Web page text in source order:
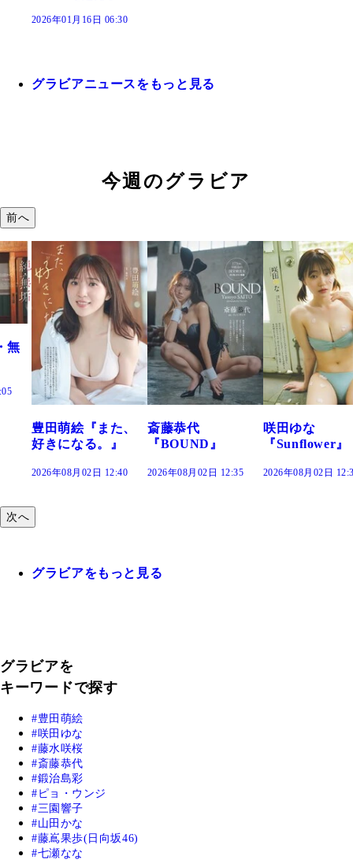
2026年01月16日 06:30
グラビアニュースをもっと見る
今週のグラビア
前へ
斎藤恭代
『BOUND』
2026年08月02日 12:35
咲田ゆな
『Sunflower』
2026年08月02日 12:30
藤水咲桜『花
だまり』
2026年08月02日
次へ
グラビアをもっと見る
グラビアを
キーワードで探す
豊田萌絵
咲田ゆな
藤水咲桜
斎藤恭代
鍛治島彩
ピョ・ウンジ
三園響子
山田かな
藤嶌果歩(日向坂46)
七瀬なな